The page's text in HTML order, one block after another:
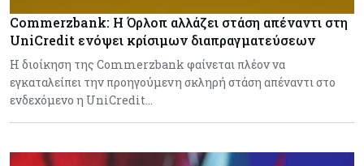
Commerzbank: Η Όρλοπ αλλάζει στάση απέναντι στη
UniCredit ενόψει κρίσιμων διαπραγματεύσεων
H διοίκηση της Commerzbank φαίνεται πλέον να
εγκαταλείπει την προηγούμενη σκληρή στάση απέναντι στο
ενδεχόμενο η UniCredit…